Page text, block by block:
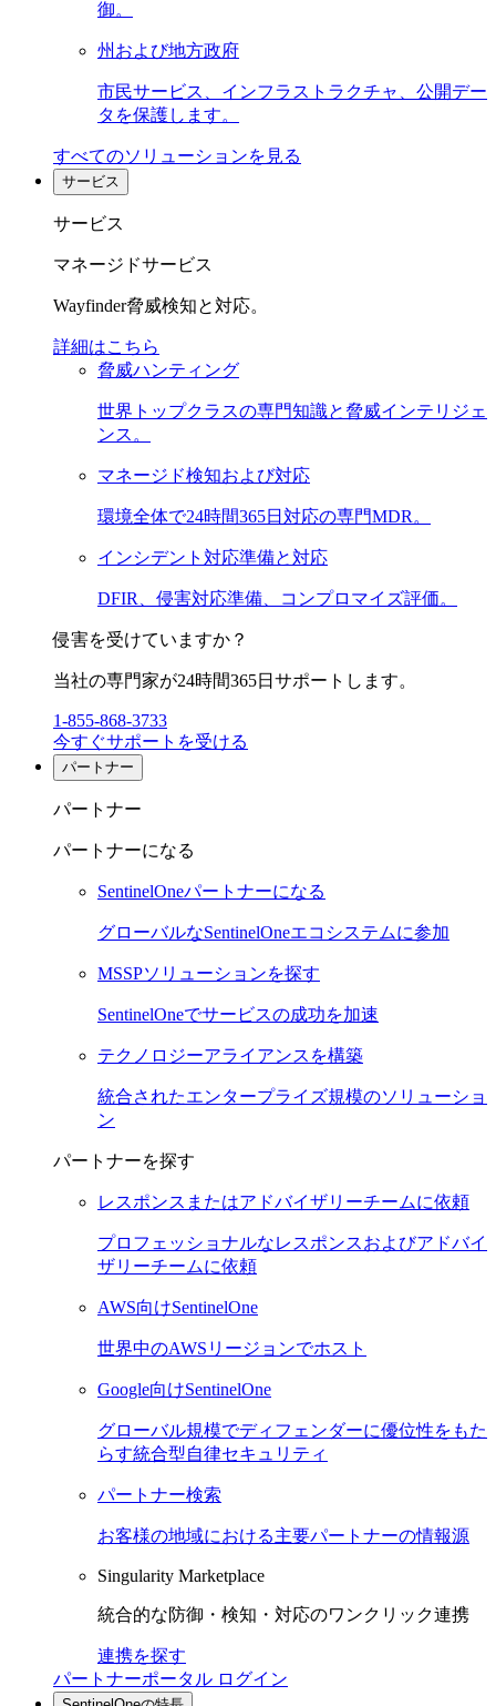
御。
州および地方政府
市民サービス、インフラストラクチャ、公開デー
タを保護します。
すべてのソリューションを見る
サービス
サービス
マネージドサービス
Wayfinder脅威検知と対応。
詳細はこちら
脅威ハンティング
世界トップクラスの専門知識と脅威インテリジェ
ンス。
マネージド検知および対応
環境全体で24時間365日対応の専門MDR。
インシデント対応準備と対応
DFIR、侵害対応準備、コンプロマイズ評価。
侵害を受けていますか？
当社の専門家が24時間365日サポートします。
1-855-868-3733
今すぐサポートを受ける
パートナー
パートナー
パートナーになる
SentinelOneパートナーになる
グローバルなSentinelOneエコシステムに参加
MSSPソリューションを探す
SentinelOneでサービスの成功を加速
テクノロジーアライアンスを構築
統合されたエンタープライズ規模のソリューショ
ン
パートナーを探す
レスポンスまたはアドバイザリーチームに依頼
プロフェッショナルなレスポンスおよびアドバイ
ザリーチームに依頼
AWS向けSentinelOne
世界中のAWSリージョンでホスト
Google向けSentinelOne
グローバル規模でディフェンダーに優位性をもた
らす統合型自律セキュリティ
パートナー検索
お客様の地域における主要パートナーの情報源
Singularity Marketplace
統合的な防御・検知・対応のワンクリック連携
連携を探す
パートナーポータル ログイン